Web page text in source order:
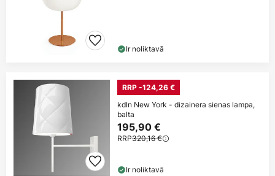
Ir noliktavā
RRP -124,26 €
kdln New York - dizainera sienas lampa,
balta
195,90 €
RRP320,16 €
Ir noliktavā